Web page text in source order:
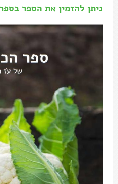
ניתן להזמין את הספר